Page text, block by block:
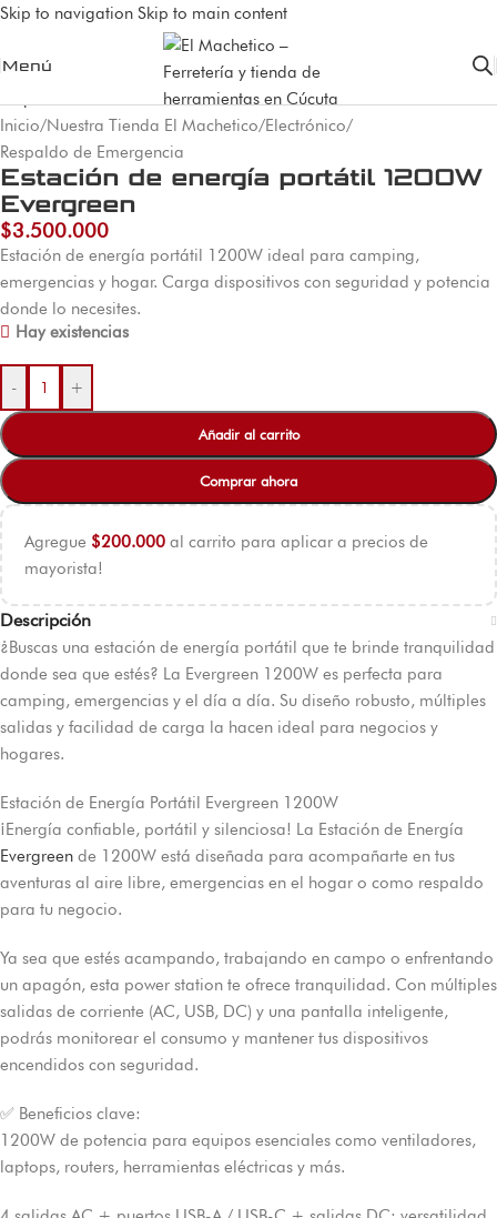
Skip to navigation Skip to main content
Menú
Inicio/Nuestra Tienda El Machetico/Electrónico/
Respaldo de Emergencia
Estación de energía portátil 1200W
Evergreen
$3.500.000
Estación de energía portátil 1200W ideal para camping,
emergencias y hogar. Carga dispositivos con seguridad y potencia
donde lo necesites.
Hay existencias
- +
Añadir al carrito
Comprar ahora
Agregue $200.000 al carrito para aplicar a precios de
mayorista!
Descripción
¿Buscas una estación de energía portátil que te brinde tranquilidad
donde sea que estés? La Evergreen 1200W es perfecta para
camping, emergencias y el día a día. Su diseño robusto, múltiples
salidas y facilidad de carga la hacen ideal para negocios y
hogares.
Estación de Energía Portátil Evergreen 1200W
¡Energía confiable, portátil y silenciosa! La Estación de Energía
Evergreen de 1200W está diseñada para acompañarte en tus
aventuras al aire libre, emergencias en el hogar o como respaldo
para tu negocio.
Ya sea que estés acampando, trabajando en campo o enfrentando
un apagón, esta power station te ofrece tranquilidad. Con múltiples
salidas de corriente (AC, USB, DC) y una pantalla inteligente,
podrás monitorear el consumo y mantener tus dispositivos
encendidos con seguridad.
✅ Beneficios clave:
1200W de potencia para equipos esenciales como ventiladores,
laptops, routers, herramientas eléctricas y más.